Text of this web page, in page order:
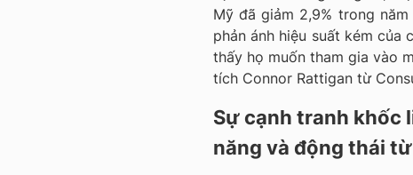
Mỹ đã giảm 2,9% trong
phản ánh hiệu suất kém
thấy họ muốn tham gia vào
tích Connor Rattigan từ
Sự cạnh tranh khốc
năng và động thái